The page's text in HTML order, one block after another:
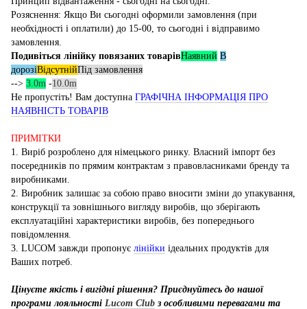
Розяснення: Якщо Ви сьогодні оформили замовлення (при
необхідності і оплатили) до 15-00, то сьогодні і відправимо
замовлення.
Подивіться лінійку повязаних товарівНаявний В
дорозіВідсутнійПід замовлення
--> 3.0m -10.0m
Не пропустіть! Вам доступна ГРАФІЧНА ІНФОРМАЦІЯ ПРО
НАЯВНІСТЬ ТОВАРІВ
ПРИМІТКИ
1. Виріб розроблено для німецького ринку. Власний імпорт без
посередників по прямим контрактам з правовласниками бренду та
виробниками.
2. Виробник залишає за собою право вносити зміни до упакування,
конструкції та зовнішнього вигляду виробів, що зберігають
експлуатаційні характеристики виробів, без попереднього
повідомлення.
3. LUCOM завжди пропонує лінійки ідеальних продуктів для
Ваших потреб.
Цінуєте якість і вигідні рішення? Приєднуйтесь до нашої
програми лояльності Lucom Club з особливими перевагами та